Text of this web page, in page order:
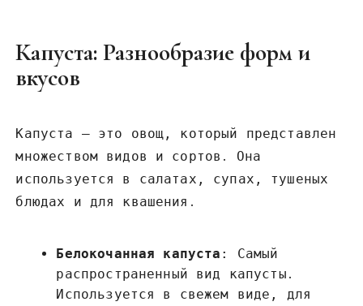
Капуста: Разнообразие форм и
вкусов
Капуста – это овощ, который представлен
множеством видов и сортов․ Она
используется в салатах, супах, тушеных
блюдах и для квашения․
Белокочанная капуста : Самый
распространенный вид капусты․
Используется в свежем виде, для